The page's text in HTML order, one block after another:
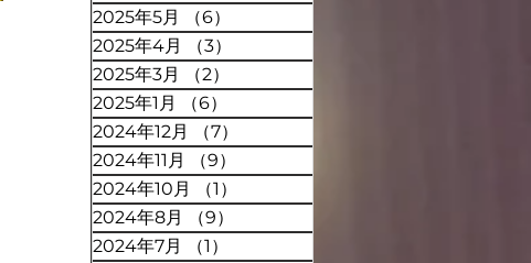
2025年5月
（6）
2025年4月
（3）
2025年3月
（2）
2025年1月
（6）
2024年12月
（7）
2024年11月
（9）
2024年10月
（1）
2024年8月
（9）
2024年7月
（1）